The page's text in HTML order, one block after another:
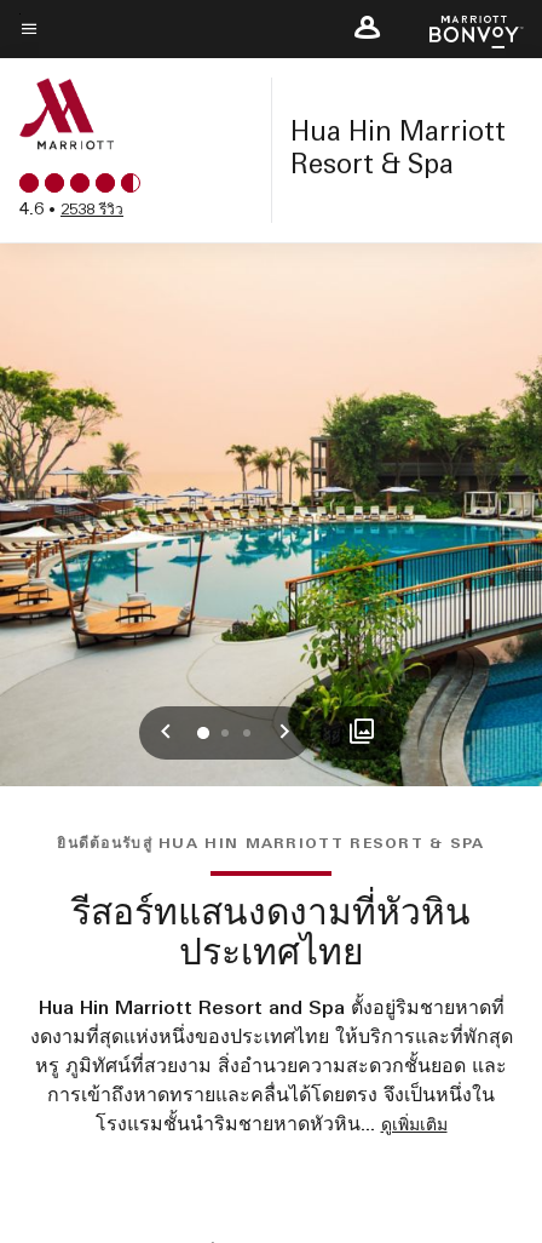
Skip
to
main
content
ข้อความเมนู
4.6 • 2538 รีวิว
Hua Hin Marriott
Resort & Spa
ก่อนหน้า
0 1 2 ถัดไป
ยินดีต้อนรับสู่ HUA HIN MARRIOTT RESORT & SPA
รีสอร์ทแสนงดงามที่หัวหิน
ประเทศไทย
Hua Hin Marriott Resort and Spa ตั้งอยู่ริมชายหาดที่
งดงามที่สุดแห่งหนึ่งของประเทศไทย ให้บริการและที่พักสุด
หรู ภูมิทัศน์ที่สวยงาม สิ่งอำนวยความสะดวกชั้นยอด และ
การเข้าถึงหาดทรายและคลื่นได้โดยตรง จึงเป็นหนึ่งใน
โรงแรมชั้นนำริมชายหาดหัวหิน... ดูเพิ่มเติม